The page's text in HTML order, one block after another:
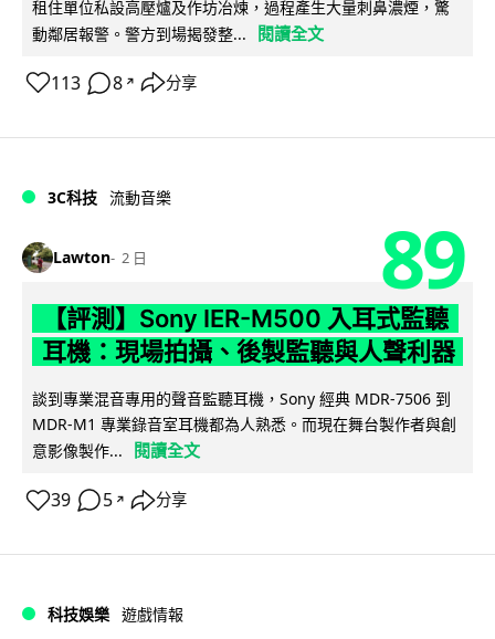
租住單位私設高壓爐及作坊冶煉，過程產生大量刺鼻濃煙，驚
動鄰居報警。警方到場揭發整...
閱讀全文
113 8 ↗ 分享
3C科技 流動音樂
Lawton 2 日 89
【評測】Sony IER-M500 入耳式監聽
耳機：現場拍攝、後製監聽與人聲利器
談到專業混音專用的聲音監聽耳機，Sony 經典 MDR-7506 到
MDR-M1 專業錄音室耳機都為人熟悉。而現在舞台製作者與創
意影像製作...
閱讀全文
39 5 ↗ 分享
科技娛樂 遊戲情報